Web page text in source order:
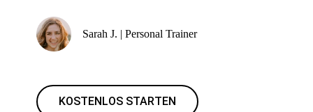
Sarah J. | Personal Trainer
KOSTENLOS STARTEN